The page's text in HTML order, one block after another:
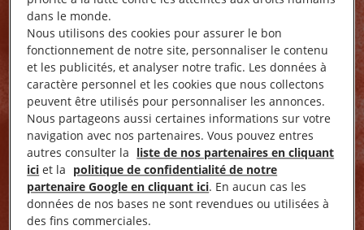
dans le monde.
Nous utilisons des cookies pour assurer le bon
fonctionnement de notre site, personnaliser le contenu
et les publicités, et analyser notre trafic. Les données à
caractère personnel et les cookies que nous collectons
peuvent être utilisés pour personnaliser les annonces.
Nous partageons aussi certaines informations sur votre
navigation avec nos partenaires. Vous pouvez entres
autres consulter la liste de nos partenaires en cliquant
ici et la politique de confidentialité de notre
partenaire Google en cliquant ici. En aucun cas les
données de nos bases ne sont revendues ou utilisées à
des fins commerciales.